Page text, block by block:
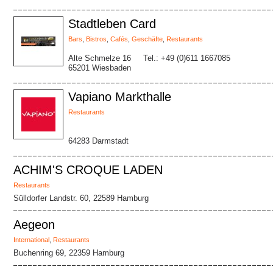
Stadtleben Card
Bars Bistros Cafés Geschäfte Restaurants
Alte Schmelze 16
65201 Wiesbaden
Tel.: +49 (0)611 1667085
Vapiano Markthalle
Restaurants
64283 Darmstadt
ACHIM'S CROQUE LADEN
Restaurants
Sülldorfer Landstr. 60, 22589 Hamburg
Aegeon
International Restaurants
Buchenring 69, 22359 Hamburg